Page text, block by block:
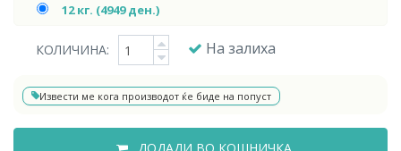
12 кг. (4949 ден.)
КОЛИЧИНА: На залиха
Извести ме кога производот ќе биде на попуст